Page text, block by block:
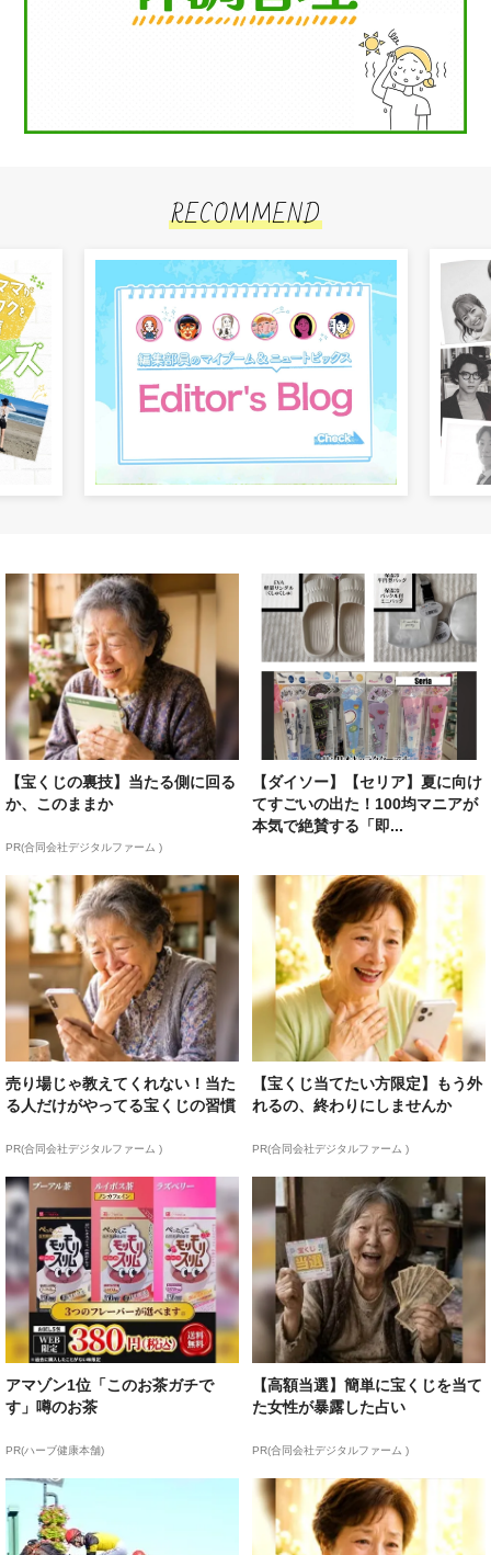
RECOMMEND
【宝くじの裏技】当たる側に回る
か、このままか
PR(合同会社デジタルファーム )
【ダイソー】【セリア】夏に向け
てすごいの出た！100均マニアが
本気で絶賛する「即...
売り場じゃ教えてくれない！当た
る人だけがやってる宝くじの習慣
PR(合同会社デジタルファーム )
【宝くじ当てたい方限定】もう外
れるの、終わりにしませんか
PR(合同会社デジタルファーム )
アマゾン1位「このお茶ガチで
す」噂のお茶
PR(ハーブ健康本舗)
【高額当選】簡単に宝くじを当て
た女性が暴露した占い
PR(合同会社デジタルファーム )